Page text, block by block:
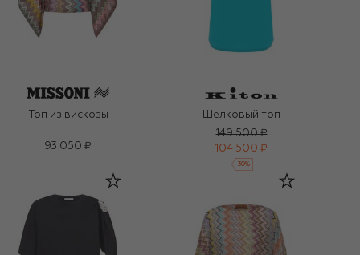
Топ из вискозы
93 050 ₽
Шелковый топ
149 500 ₽
104 500 ₽
-30%